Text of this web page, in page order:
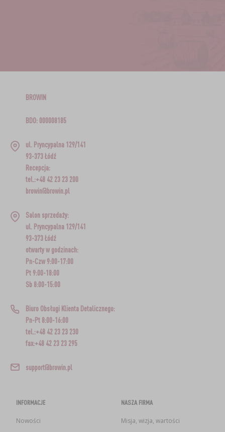
BROWIN
BDO: 000008185
ul. Pryncypalna 129/141
93-373 Łódź
Recepcja:
tel.:+48 42 23 23 200
browin@browin.pl
Salon sprzedaży:
ul. Pryncypalna 129/141
93-373 Łódź
otwarty w godzinach:
Pn-Czw 9:00-17:00
Pt 9:00-18:00
Sb 8:00-15:00
Biuro Obsługi Klienta Detalicznego:
Pn-Pt 8:00-16:00
tel.:+48 42 23 23 230
fax:+48 42 23 23 295
support@browin.pl
INFORMACJE
Nowości
NASZA FIRMA
Misja, wizja, wartości